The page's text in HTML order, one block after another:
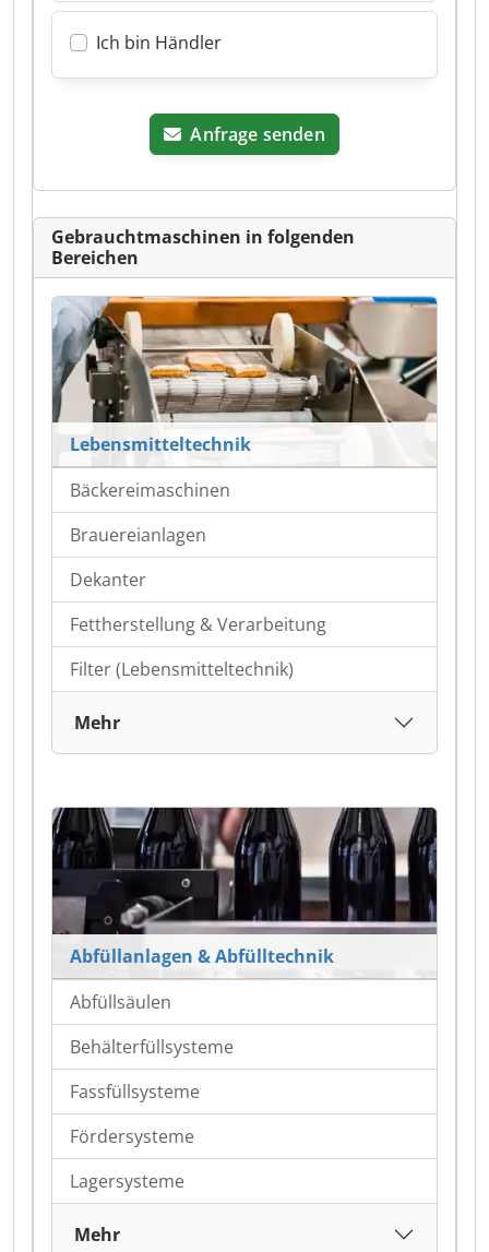
Ich bin Händler
Anfrage senden
Gebrauchtmaschinen in folgenden
Bereichen
Lebensmitteltechnik
Bäckereimaschinen
Brauereianlagen
Dekanter
Fettherstellung & Verarbeitung
Filter (Lebensmitteltechnik)
Mehr
Abfüllanlagen & Abfülltechnik
Abfüllsäulen
Behälterfüllsysteme
Fassfüllsysteme
Fördersysteme
Lagersysteme
Mehr